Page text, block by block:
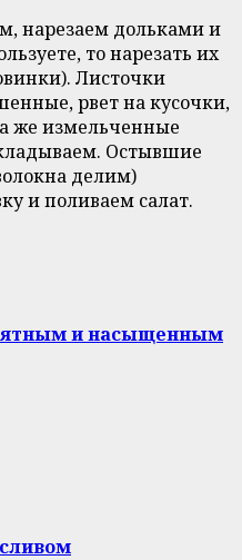
нарезаем дольками и
то нарезать их
Листочки
рвет на кусочки,
же измельченные
Остывшие
делим)
и поливаем салат.
и насыщенным